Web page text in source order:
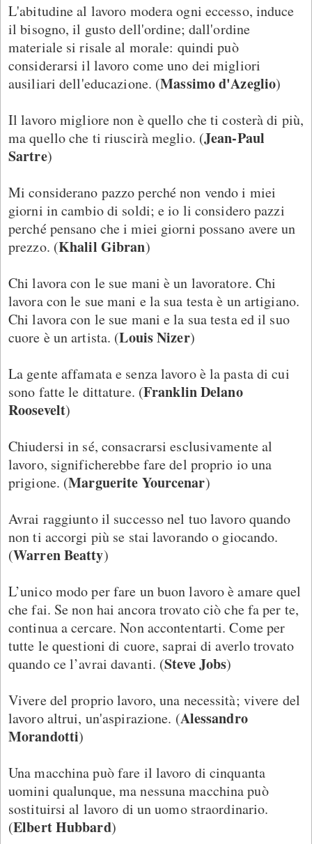
L'abitudine al lavoro modera ogni eccesso, induce
il bisogno, il gusto dell'ordine; dall'ordine
materiale si risale al morale: quindi può
considerarsi il lavoro come uno dei migliori
ausiliari dell'educazione. (Massimo d'Azeglio)
Il lavoro migliore non è quello che ti costerà di più,
ma quello che ti riuscirà meglio. (Jean-Paul
Sartre)
Mi considerano pazzo perché non vendo i miei
giorni in cambio di soldi; e io li considero pazzi
perché pensano che i miei giorni possano avere un
prezzo. (Khalil Gibran)
Chi lavora con le sue mani è un lavoratore. Chi
lavora con le sue mani e la sua testa è un artigiano.
Chi lavora con le sue mani e la sua testa ed il suo
cuore è un artista. (Louis Nizer)
La gente affamata e senza lavoro è la pasta di cui
sono fatte le dittature. (Franklin Delano
Roosevelt)
Chiudersi in sé, consacrarsi esclusivamente al
lavoro, significherebbe fare del proprio io una
prigione. (Marguerite Yourcenar)
Avrai raggiunto il successo nel tuo lavoro quando
non ti accorgi più se stai lavorando o giocando.
(Warren Beatty)
L’unico modo per fare un buon lavoro è amare quel
che fai. Se non hai ancora trovato ciò che fa per te,
continua a cercare. Non accontentarti. Come per
tutte le questioni di cuore, saprai di averlo trovato
quando ce l’avrai davanti. (Steve Jobs)
Vivere del proprio lavoro, una necessità; vivere del
lavoro altrui, un'aspirazione. (Alessandro
Morandotti)
Una macchina può fare il lavoro di cinquanta
uomini qualunque, ma nessuna macchina può
sostituirsi al lavoro di un uomo straordinario.
(Elbert Hubbard)